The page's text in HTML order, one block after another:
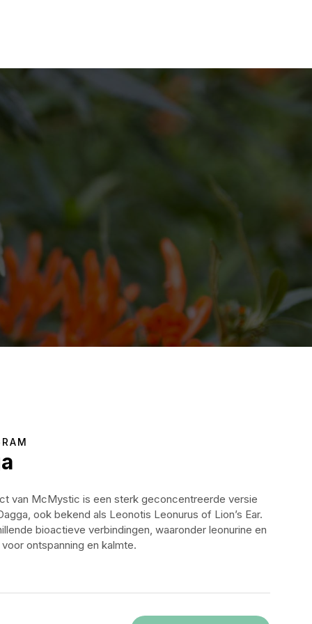
van McMystic is een sterk geconcentreerde versie
ook bekend als Leonotis Leonurus of Lion’s Ear.
bioactieve verbindingen, waaronder leonurine en
ontspanning en kalmte.